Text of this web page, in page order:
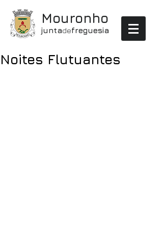
Mouronho
juntadefreguesia
Noites Flutuantes